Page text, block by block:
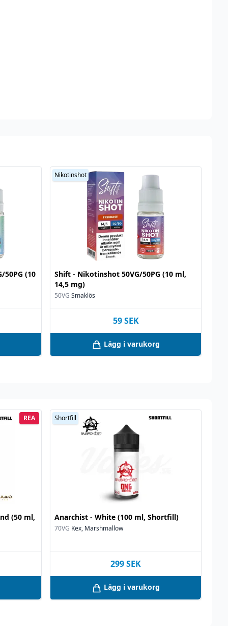
50PG (10
Shift - Nikotinshot 50VG/50PG (10 ml,
14,5 mg)
50VG Smaklös
Nikotinshot
59 SEK
Lägg i varukorg
(50 ml,
REA
Anarchist - White (100 ml, Shortfill)
70VG Kex, Marshmallow
Shortfill
299SEK
Lägg i varukorg